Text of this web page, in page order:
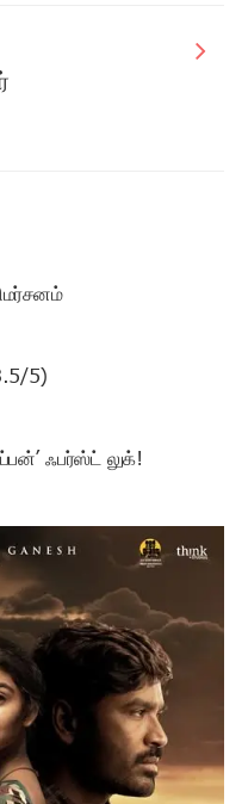
5)
ஃபர்ஸ்ட் லுக்!